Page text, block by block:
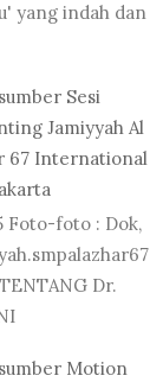
yang indah dan
Sesi
Jamiyyah Al
67 International
Foto-foto : Dok,
Dr.
Motion